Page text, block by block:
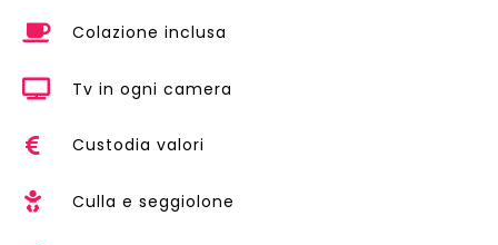
Colazione inclusa
Tv in ogni camera
Custodia valori
Culla e seggiolone